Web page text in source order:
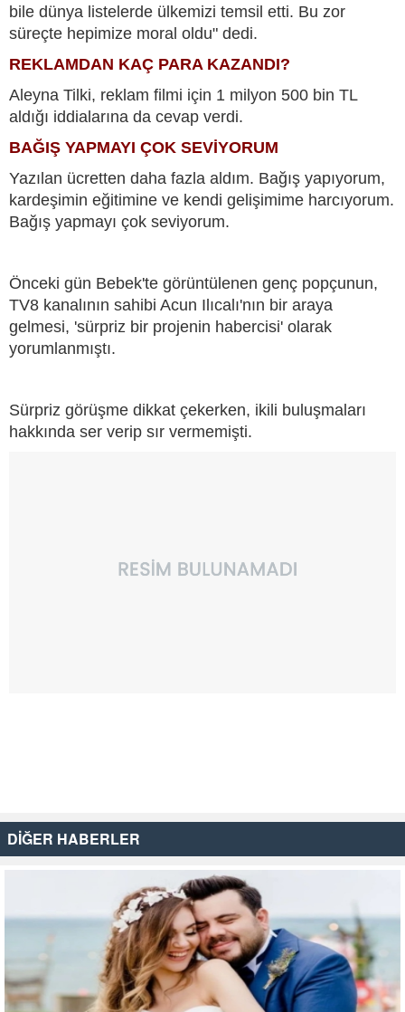
bile dünya listelerde ülkemizi temsil etti. Bu zor
süreçte hepimize moral oldu" dedi.
REKLAMDAN KAÇ PARA KAZANDI?
Aleyna Tilki, reklam filmi için 1 milyon 500 bin TL
aldığı iddialarına da cevap verdi.
BAĞIŞ YAPMAYI ÇOK SEVİYORUM
Yazılan ücretten daha fazla aldım. Bağış yapıyorum,
kardeşimin eğitimine ve kendi gelişimime harcıyorum.
Bağış yapmayı çok seviyorum.
Önceki gün Bebek'te görüntülenen genç popçunun,
TV8 kanalının sahibi Acun Ilıcalı'nın bir araya
gelmesi, 'sürpriz bir projenin habercisi' olarak
yorumlanmıştı.
Sürpriz görüşme dikkat çekerken, ikili buluşmaları
hakkında ser verip sır vermemişti.
DİĞER HABERLER